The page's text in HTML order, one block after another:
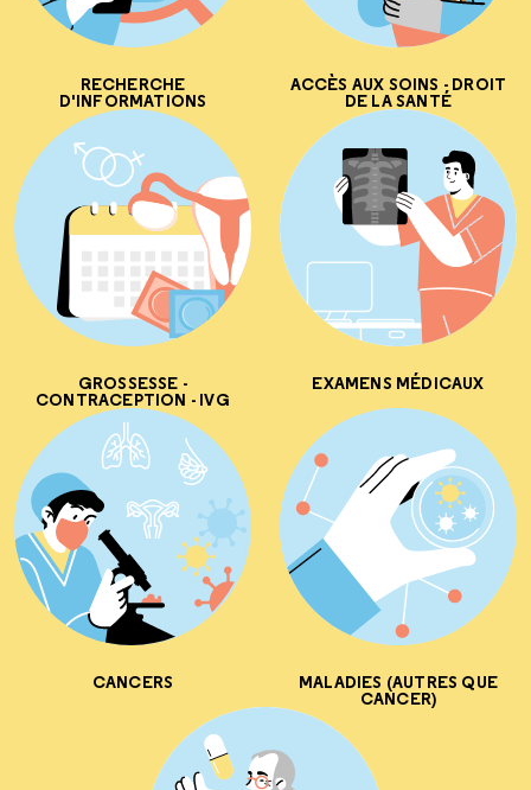
RECHERCHE
D'INFORMATIONS
ACCÈS AUX SOINS - DROIT
DE LA SANTÉ
GROSSESSE -
CONTRACEPTION - IVG
EXAMENS MÉDICAUX
CANCERS MALADIES (AUTRES QUE
CANCER)